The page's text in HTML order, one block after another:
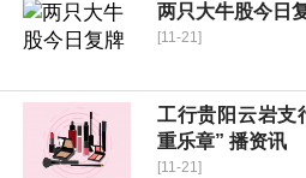
两只大牛股今日
[11-21]
工行贵阳云岩支
重乐章” 播资讯
[11-21]